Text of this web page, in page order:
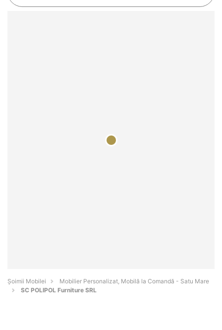
Șoimii Mobilei
Mobilier Personalizat, Mobilă la Comandă - Satu Mare
SC POLIPOL Furniture SRL